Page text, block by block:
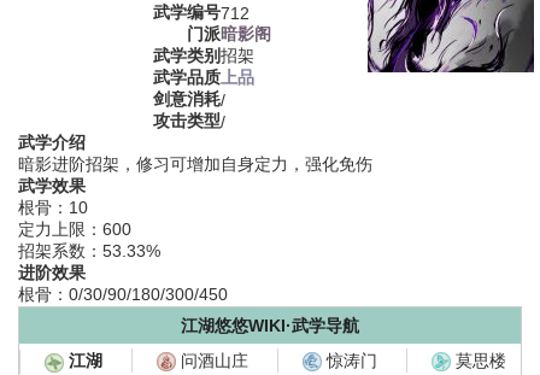
武学编号712
门派暗影阁
武学类别招架
武学品质 上品
剑意消耗/
攻击类型/
武学介绍
暗影进阶招架，修习可增加自身定力，强化免伤
武学效果
根骨：10
定力上限：600
招架系数：53.33%
进阶效果
根骨：0/30/90/180/300/450
江湖悠悠WIKI·武学导航
江湖 问酒山庄 惊涛门 莫思楼